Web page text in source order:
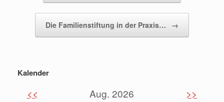
Die Familienstiftung in der Praxis… →
Kalender
<< Aug. 2026 >>